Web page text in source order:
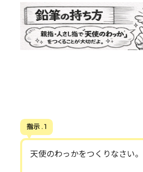
指示 . 1
天使のわっかをつくりなさい。